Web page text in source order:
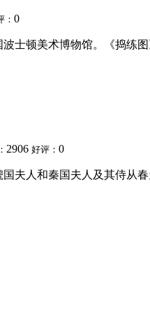
： 0
士顿美术博物馆。《捣
2906 好评： 0
夫人和秦国夫人及其侍从